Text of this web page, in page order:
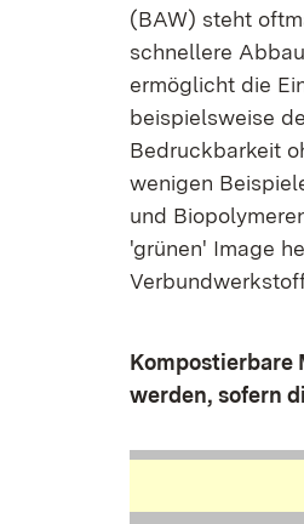
(BAW) steht
schnellere
ermöglicht die
beispielsweise
Bedruckbarkeit
wenigen
und
'grünen' Image
Kompostierbare
werden, sofern